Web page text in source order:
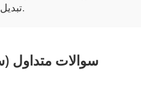
تبدیل شده خود استفاده کنید.
سوالات متداول